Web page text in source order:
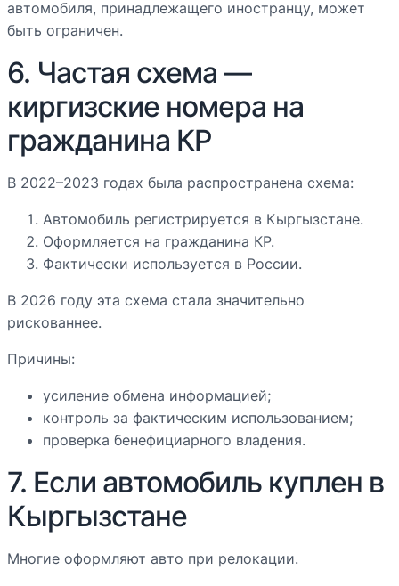
автомобиля, принадлежащего иностранцу, может
быть ограничен.
6. Частая схема —
киргизские номера на
гражданина КР
В 2022–2023 годах была распространена схема:
Автомобиль регистрируется в Кыргызстане.
Оформляется на гражданина КР.
Фактически используется в России.
В 2026 году эта схема стала значительно
рискованнее.
Причины:
усиление обмена информацией;
контроль за фактическим использованием;
проверка бенефициарного владения.
7. Если автомобиль куплен в
Кыргызстане
Многие оформляют авто при релокации.